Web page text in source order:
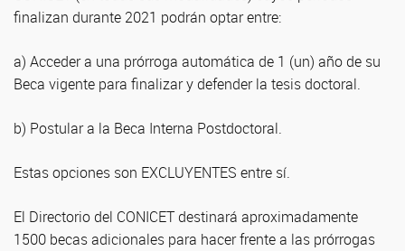
finalizan durante 2021 podrán optar entre:
a) Acceder a una prórroga automática de 1 (un) año de su
Beca vigente para finalizar y defender la tesis doctoral.
b) Postular a la Beca Interna Postdoctoral.
Estas opciones son EXCLUYENTES entre sí.
El Directorio del CONICET destinará aproximadamente
1500 becas adicionales para hacer frente a las prórrogas